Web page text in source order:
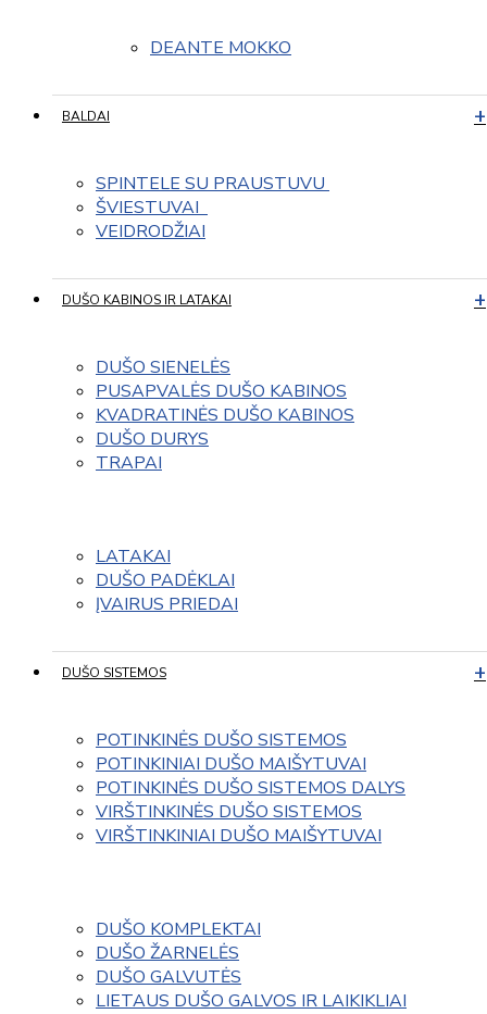
DEANTE MOKKO
BALDAI
SPINTELE SU PRAUSTUVU
ŠVIESTUVAI
VEIDRODŽIAI
DUŠO KABINOS IR LATAKAI
DUŠO SIENELĖS
PUSAPVALĖS DUŠO KABINOS
KVADRATINĖS DUŠO KABINOS
DUŠO DURYS
TRAPAI
LATAKAI
DUŠO PADĖKLAI
ĮVAIRUS PRIEDAI
DUŠO SISTEMOS
POTINKINĖS DUŠO SISTEMOS
POTINKINIAI DUŠO MAIŠYTUVAI
POTINKINĖS DUŠO SISTEMOS DALYS
VIRŠTINKINĖS DUŠO SISTEMOS
VIRŠTINKINIAI DUŠO MAIŠYTUVAI
DUŠO KOMPLEKTAI
DUŠO ŽARNELĖS
DUŠO GALVUTĖS
LIETAUS DUŠO GALVOS IR LAIKIKLIAI